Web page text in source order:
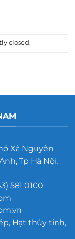
closed.
Xã Nguyên
Tp Hà Nội,
581 0100
Hạt thủy tinh,